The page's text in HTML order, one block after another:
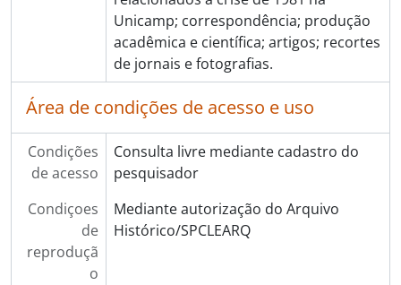
Unicamp; correspondência; produção
acadêmica e científica; artigos; recortes
de jornais e fotografias.
Área de condições de acesso e uso
Condições
de acesso
Consulta livre mediante cadastro do
pesquisador
Condiçoes
de
reproduçã
o
Mediante autorização do Arquivo
Histórico/SPCLEARQ